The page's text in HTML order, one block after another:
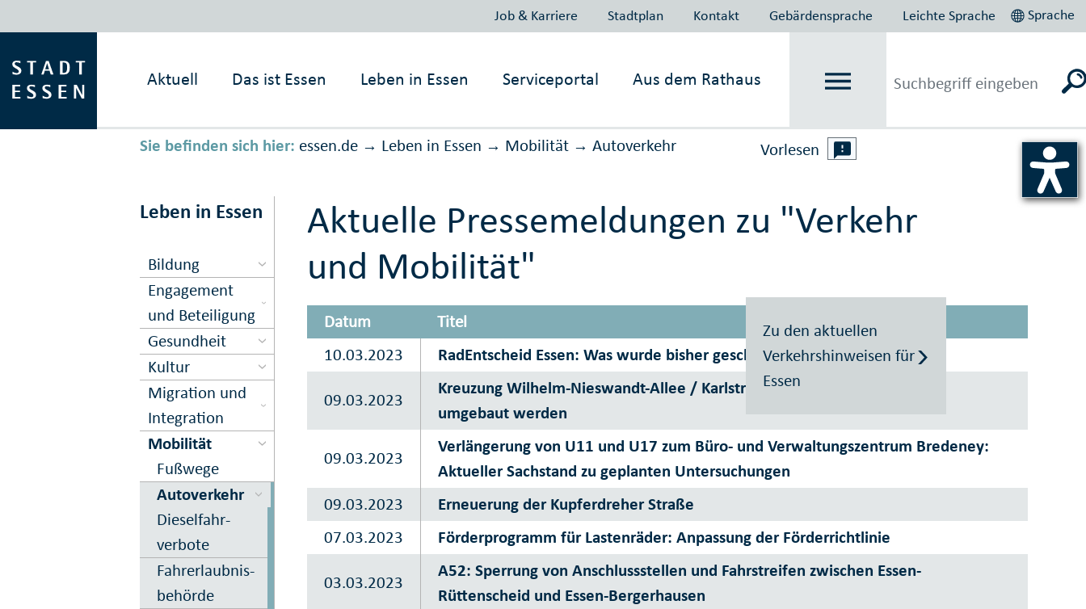
Job & Karriere Stadtplan Kontakt Gebärdensprache Leichte Sprache Sprache
Aktuell Das ist Essen Leben in Essen Serviceportal Aus dem Rathaus
Sie befinden sich hier: essen.de → Leben in Essen → Mobilität → Auto­verkehr Vorlesen
Leben in Essen
Bildung
Engagement
und Beteiligung
Gesundheit
Kultur
Migration und
Inte­gration
Mobilität
Fuß­wege
Auto­verkehr
Dieselfahr­
verbote
Fahr­erlaub­nis­
be­hörde
Aktuelle Pressemeldungen zu "Verkehr
und Mobilität"
Datum Titel
10.03.2023 RadEntscheid Essen: Was wurde bisher geschafft? Was ist noch geplant?
09.03.2023
Kreuzung Wilhelm-Nieswandt-Allee / Karlstraße in Altenessen-Nord soll
umgebaut werden
09.03.2023
Verlängerung von U11 und U17 zum Büro- und Verwaltungszentrum Bredeney:
Aktueller Sachstand zu geplanten Untersuchungen
09.03.2023
Erneuerung der Kupferdreher Straße
07.03.2023
Förderprogramm für Lastenräder: Anpassung der Förderrichtlinie
03.03.2023
A52: Sperrung von Anschlussstellen und Fahrstreifen zwischen Essen-
Rüttenscheid und Essen-Bergerhausen
Zu den aktuellen
Verkehrshinweisen für
Essen